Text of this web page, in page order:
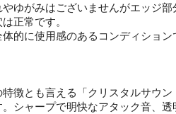
ゆがみはございませんがエッジ部
正常です。
的に使用感のあるコンディション
徴とも言える「クリスタルサウ
シャープで明快なアタック音、